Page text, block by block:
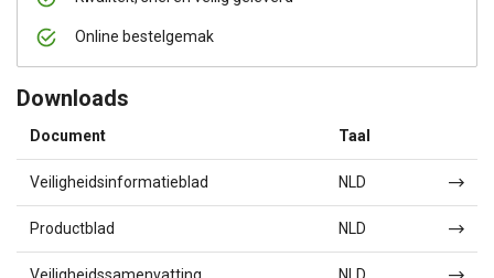
Online bestelgemak
Downloads
Document Taal
Veiligheidsinformatieblad NLD
Productblad NLD
Veiligheidssamenvatting NLD